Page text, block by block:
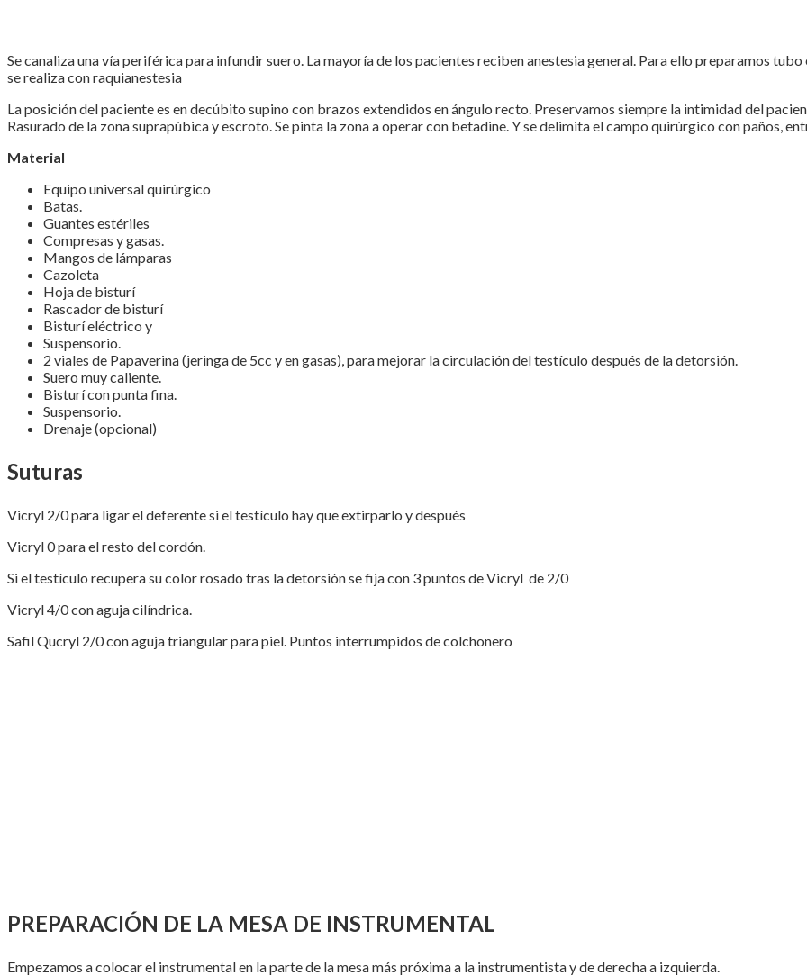
Se canaliza una vía periférica para infundir suero. La mayoría de los pacientes reciben anestesia general. Para ello preparamos
se realiza con raquianestesia
La posición del paciente es en decúbito supino con brazos extendidos en ángulo recto. Preservamos siempre la intimidad del
Rasurado de la zona suprapúbica y escroto. Se pinta la zona a operar con betadine. Y se delimita el campo quirúrgico con paños,
Material
Equipo universal quirúrgico
Batas.
Guantes estériles
Compresas y gasas.
Mangos de lámparas
Cazoleta
Hoja de bisturí
Rascador de bisturí
Bisturí eléctrico y
Suspensorio.
2 viales de Papaverina (jeringa de 5cc y en gasas), para mejorar la circulación del testículo después de la detorsión.
Suero muy caliente.
Bisturí con punta fina.
Suspensorio.
Drenaje (opcional)
Suturas
Vicryl 2/0 para ligar el deferente si el testículo hay que extirparlo y después
Vicryl 0 para el resto del cordón.
Si el testículo recupera su color rosado tras la detorsión se fija con 3 puntos de Vicryl de 2/0
Vicryl 4/0 con aguja cilíndrica.
Safil Qucryl 2/0 con aguja triangular para piel. Puntos interrumpidos de colchonero
PREPARACIÓN DE LA MESA DE INSTRUMENTAL
Empezamos a colocar el instrumental en la parte de la mesa más próxima a la instrumentista y de derecha a izquierda.